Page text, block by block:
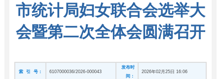
市统计局妇女联合会选举大
会暨第二次全体会圆满召开
索 引 号： 6107000036/2026-000043
发布时
间：
2026年02月25日 16:06